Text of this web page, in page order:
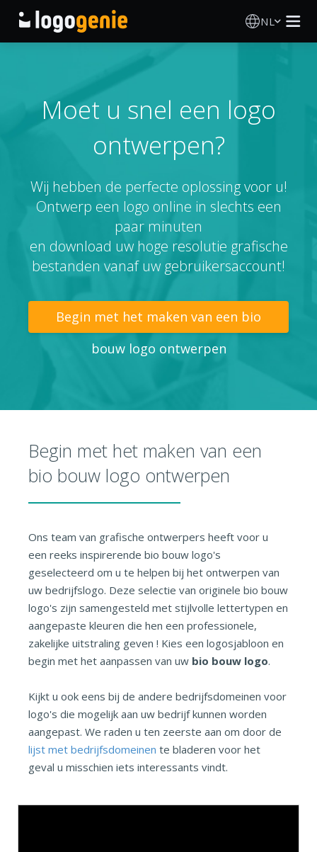
NL
AI logogenerator
Logo-ideeën
Gedrukte producten
Over
Blog
INLOGGEN
Moet u snel een logo
ontwerpen?
Wij hebben de perfecte oplossing voor u!
Ontwerp een logo online in slechts een
paar minuten
en download uw hoge resolutie grafische
bestanden vanaf uw gebruikersaccount!
Begin met het maken van een bio
bouw logo ontwerpen
Begin met het maken van een
bio bouw logo ontwerpen
Ons team van grafische ontwerpers heeft voor u
een reeks inspirerende bio bouw logo's
geselecteerd om u te helpen bij het ontwerpen van
uw bedrijfslogo. Deze selectie van originele bio bouw
logo's zijn samengesteld met stijlvolle lettertypen en
aangepaste kleuren die hen een professionele,
zakelijke uitstraling geven ! Kies een logosjabloon en
begin met het aanpassen van uw bio bouw logo.
Kijkt u ook eens bij de andere bedrijfsdomeinen voor
logo's die mogelijk aan uw bedrijf kunnen worden
aangepast. We raden u ten zeerste aan om door de
lijst met bedrijfsdomeinen te bladeren voor het
geval u misschien iets interessants vindt.